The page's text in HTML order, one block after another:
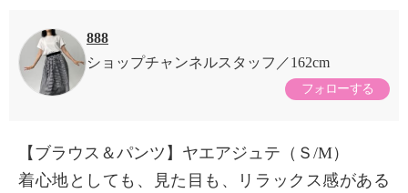
888
ショップチャンネルスタッフ
162cm
フォローする
【ブラウス＆パンツ】ヤエアジュテ（Ｓ/M）
着心地としても、見た目も、リラックス感がある